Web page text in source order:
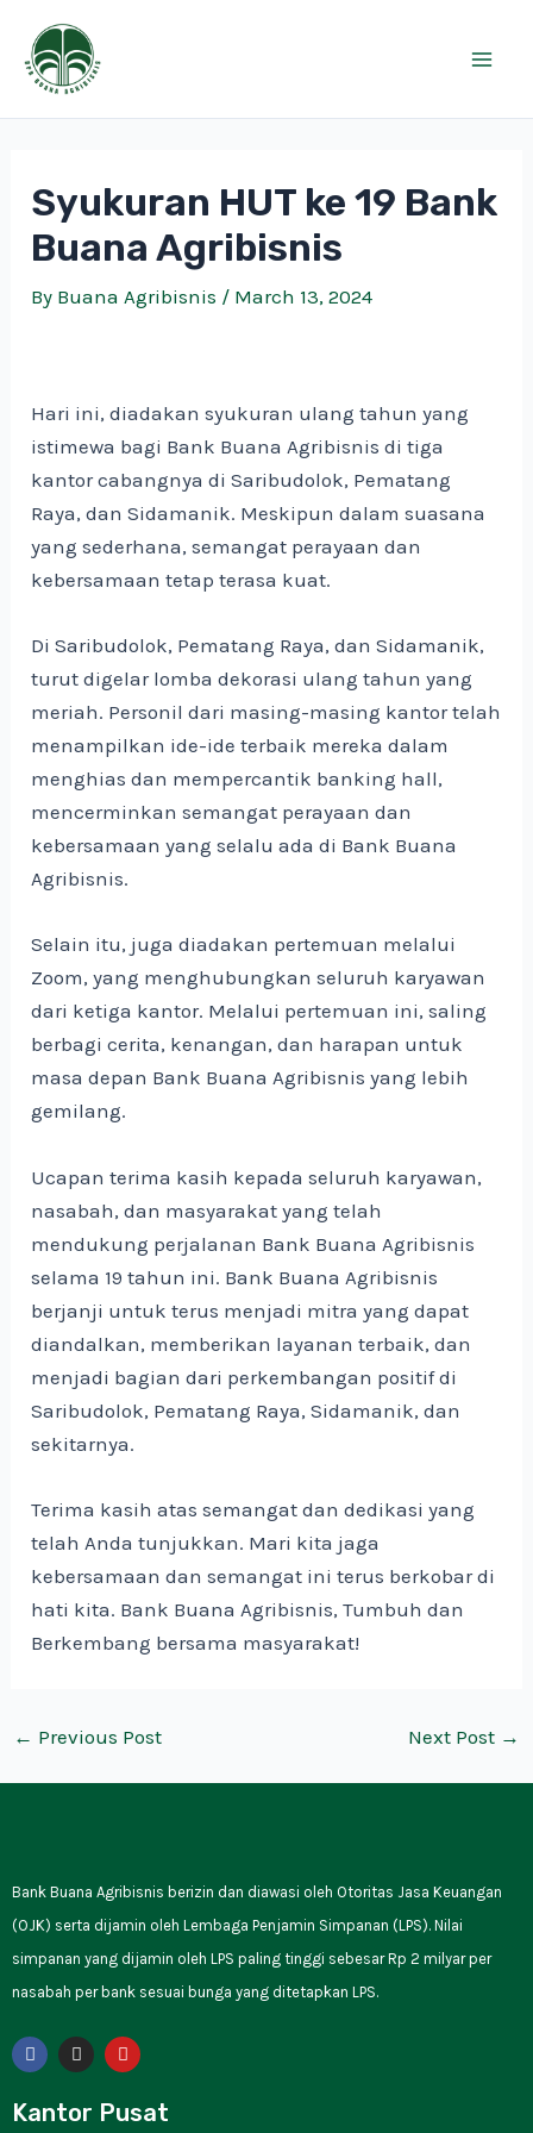
content
Syukuran HUT ke 19 Bank
Buana Agribisnis
By Buana Agribisnis / March 13, 2024
Hari ini, diadakan syukuran ulang tahun yang
istimewa bagi Bank Buana Agribisnis di tiga
kantor cabangnya di Saribudolok, Pematang
Raya, dan Sidamanik. Meskipun dalam suasana
yang sederhana, semangat perayaan dan
kebersamaan tetap terasa kuat.
Di Saribudolok, Pematang Raya, dan Sidamanik,
turut digelar lomba dekorasi ulang tahun yang
meriah. Personil dari masing-masing kantor telah
menampilkan ide-ide terbaik mereka dalam
menghias dan mempercantik banking hall,
mencerminkan semangat perayaan dan
kebersamaan yang selalu ada di Bank Buana
Agribisnis.
Selain itu, juga diadakan pertemuan melalui
Zoom, yang menghubungkan seluruh karyawan
dari ketiga kantor. Melalui pertemuan ini, saling
berbagi cerita, kenangan, dan harapan untuk
masa depan Bank Buana Agribisnis yang lebih
gemilang.
Ucapan terima kasih kepada seluruh karyawan,
nasabah, dan masyarakat yang telah
mendukung perjalanan Bank Buana Agribisnis
selama 19 tahun ini. Bank Buana Agribisnis
berjanji untuk terus menjadi mitra yang dapat
diandalkan, memberikan layanan terbaik, dan
menjadi bagian dari perkembangan positif di
Saribudolok, Pematang Raya, Sidamanik, dan
sekitarnya.
Terima kasih atas semangat dan dedikasi yang
telah Anda tunjukkan. Mari kita jaga
kebersamaan dan semangat ini terus berkobar di
hati kita. Bank Buana Agribisnis, Tumbuh dan
Berkembang bersama masyarakat!
← Previous Post Next Post →
Bank Buana Agribisnis berizin dan diawasi oleh Otoritas Jasa Keuangan
(OJK) serta dijamin oleh Lembaga Penjamin Simpanan (LPS). Nilai
simpanan yang dijamin oleh LPS paling tinggi sebesar Rp 2 milyar per
nasabah per bank sesuai bunga yang ditetapkan LPS.
F
a
c
b
I
n
s
a
Y
o
u
u
Kantor Pusat